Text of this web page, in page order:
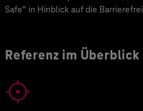
Safe“ in Hinblick auf die
Referenz im Überblick